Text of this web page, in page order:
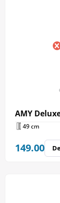
AMY
49 cm
149.00